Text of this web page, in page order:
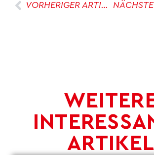
VORHERIGER ARTIKEL
ARTIKEL